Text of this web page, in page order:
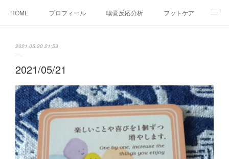
HOME プロフィール 嗅覚反応分析 フットケア
2021.05.20 21:53
2021/05/21